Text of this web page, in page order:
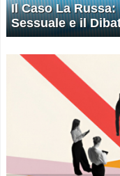
Il Caso La
Sessuale e il